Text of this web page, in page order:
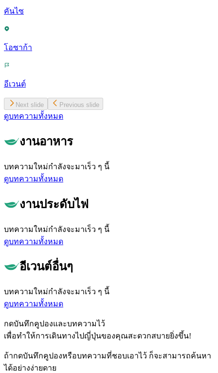
คันไซ
โอซาก้า
อีเวนต์
Next slide Previous slide
ดูบทความทั้งหมด
งานอาหาร
บทความใหม่กำลังจะมาเร็ว ๆ นี้
ดูบทความทั้งหมด
งานประดับไฟ
บทความใหม่กำลังจะมาเร็ว ๆ นี้
ดูบทความทั้งหมด
อีเวนต์อื่นๆ
บทความใหม่กำลังจะมาเร็ว ๆ นี้
ดูบทความทั้งหมด
กดบันทึกคูปองและบทความไว้
เพื่อทำให้การเดินทางไปญี่ปุ่นของคุณสะดวกสบายยิ่งขึ้น!
ถ้ากดบันทึกคูปองหรือบทความที่ชอบเอาไว้ ก็จะสามารถค้นหา
ได้อย่างง่ายดาย